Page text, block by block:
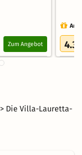
Zum Angebot 4.3
> Die Villa-Lauretta-